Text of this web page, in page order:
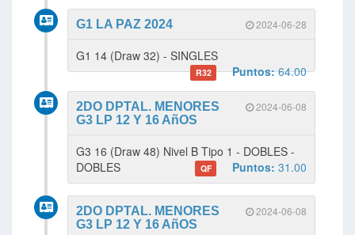
2024-06-28
G1 LA PAZ 2024
G1 14 (Draw 32) - SINGLES
R32 Puntos:64.00
2024-06-08
2DO DPTAL. MENORES
G3 LP 12 Y 16 AñOS
G3 16 (Draw 48) Nivel B Tipo 1 - DOBLES -
DOBLES
QF Puntos: 31.00
2024-06-08
2DO DPTAL. MENORES
G3 LP 12 Y 16 AñOS